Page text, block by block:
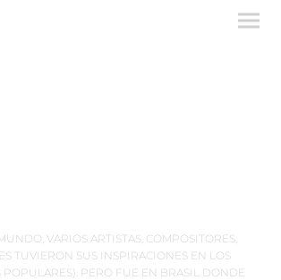
VARIOS ARTISTAS, COMPOSITORES,
TUVIERON SUS INSPIRACIONES EN LOS
POPULARES). PERO FUE EN BRASIL DONDE